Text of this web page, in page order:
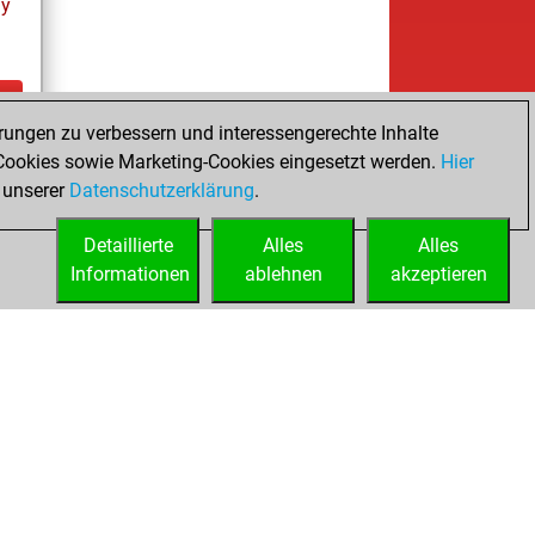
zu verbessern und interessengerechte Inhalte
sowie Marketing-Cookies eingesetzt werden. Hier
Datenschutzerklärung.
Alles
akzeptieren
Alles
ablehnen
Detaillierte
Informationen